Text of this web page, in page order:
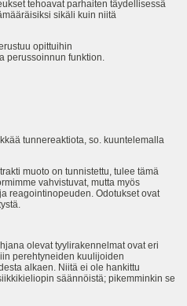
tehoavat parhaiten täydellisessä
sikäli kuin niitä
opittuihin
perussoinnun funktion.
tunnereaktiota, so. kuuntelemalla
muoto on tunnistettu, tulee tämä
vahvistuvat, mutta myös
reagointinopeuden. Odotukset ovat
olevat tyylirakennelmat ovat eri
perehtyneiden kuulijoiden
alkaen. Niitä ei ole hankittu
säännöistä; pikemminkin se